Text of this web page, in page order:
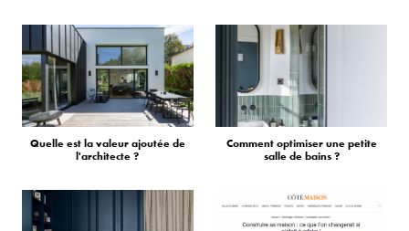
Quelle est la valeur ajoutée de
l'architecte ?
Comment optimiser une petite
salle de bains ?